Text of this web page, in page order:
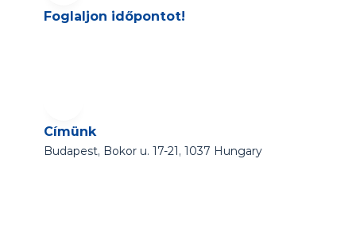
Foglaljon időpontot!
Címünk
Budapest, Bokor u. 17-21, 1037 Hungary